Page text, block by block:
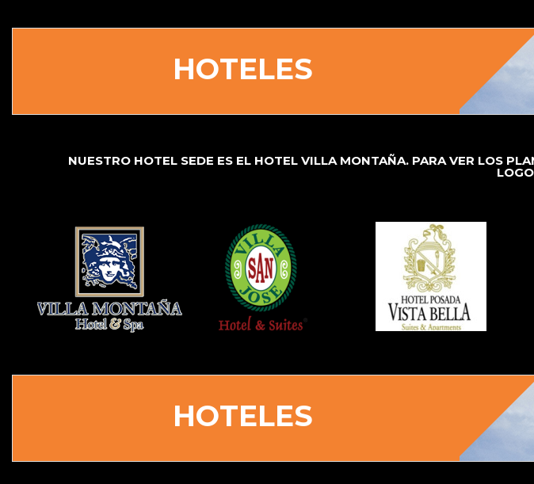
HOTELES
NUESTRO HOTEL SEDE ES EL HOTEL VILLA MONTAÑA. PARA VER LOS
HOTELES